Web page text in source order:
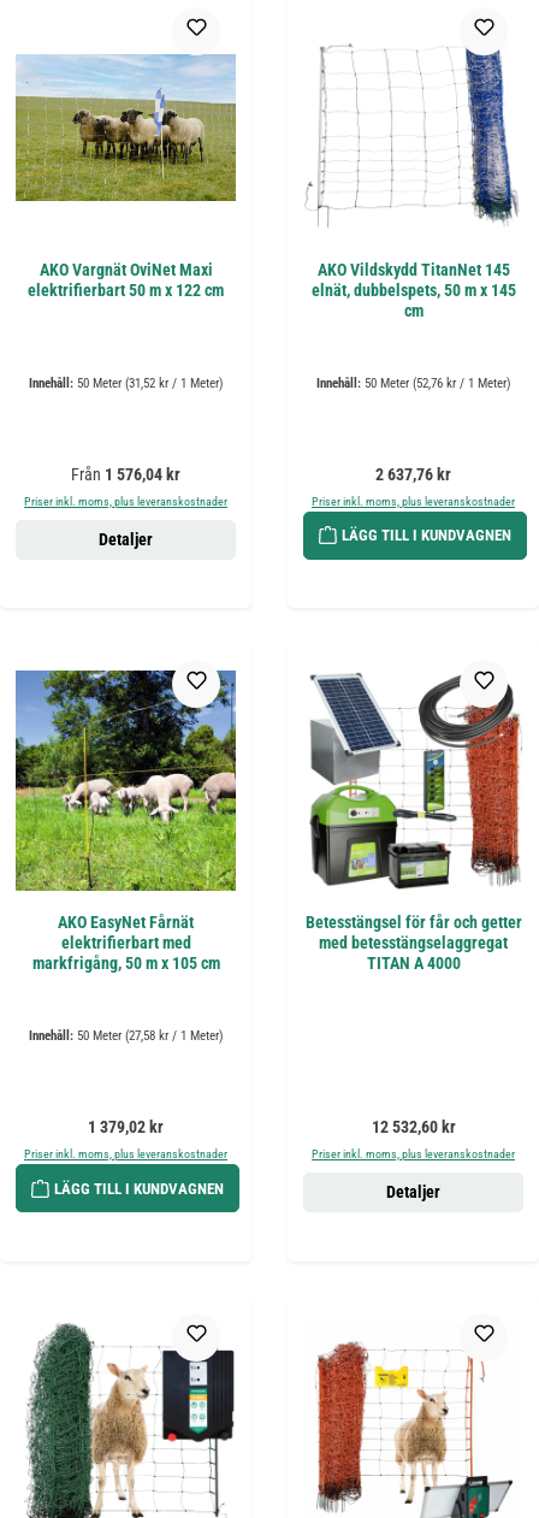
AKO Vargnät OviNet Maxi
elektrifierbart 50 m x 122 cm
Innehåll: 50 Meter (31,52 kr / 1 Meter)
Ordinarie pris:
Från 1 576,04 kr
Priser inkl. moms, plus leveranskostnader
Detaljer
AKO Vildskydd TitanNet 145
elnät, dubbelspets, 50 m x 145
cm
Innehåll: 50 Meter (52,76 kr / 1 Meter)
Ordinarie pris:
2 637,76 kr
Priser inkl. moms, plus leveranskostnader
LÄGG TILL I KUNDVAGNEN
AKO EasyNet Fårnät
elektrifierbart med
markfrigång, 50 m x 105 cm
Innehåll: 50 Meter (27,58 kr / 1 Meter)
Ordinarie pris:
1 379,02 kr
Priser inkl. moms, plus leveranskostnader
LÄGG TILL I KUNDVAGNEN
Betesstängsel för får och getter
med betesstängselaggregat
TITAN A 4000
Ordinarie pris:
12 532,60 kr
Priser inkl. moms, plus leveranskostnader
Detaljer